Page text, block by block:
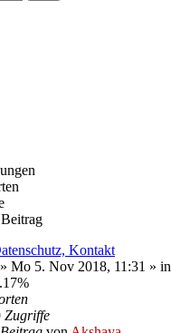
Kontakt
» Mo 5. Nov 2018, 11:31 » in
Zugriffe